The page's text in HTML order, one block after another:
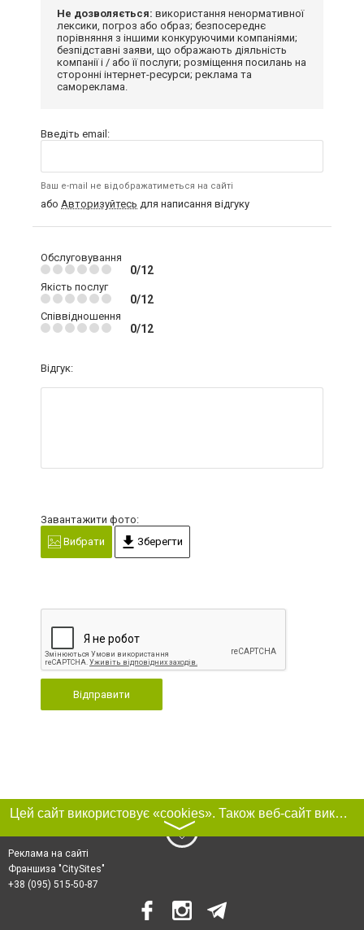
Не дозволяється: використання ненормативної
лексики, погроз або образ; безпосереднє
порівняння з іншими конкуруючими компаніями;
безпідставні заяви, що ображають діяльність
компанії і / або її послуги; розміщення посилань на
сторонні інтернет-ресурси; реклама та
самореклама.
Введіть email:
Ваш e-mail не відображатиметься на сайті
або Авторизуйтесь для написання відгуку
Обслуговування
0/12
Якість послуг
0/12
Співвідношення
0/12
Відгук:
Завантажити фото:
Вибрати
Зберегти
Відправити
Цей сайт використовує «cookies». Також веб-сайт використовує інтернет-сервіс для збору технічних даних стосовно відвідувачів з метою отримання маркетингової та статистичної інформації. Умови обробки даних відвідувачів сайту див.
〉
Реклама на сайті
Франшиза "CitySites"
+38 (095) 515-50-87